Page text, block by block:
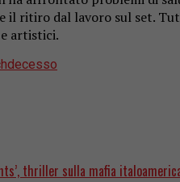
il ritiro dal lavoro sul set.
artistici.
decesso
thriller sulla mafia